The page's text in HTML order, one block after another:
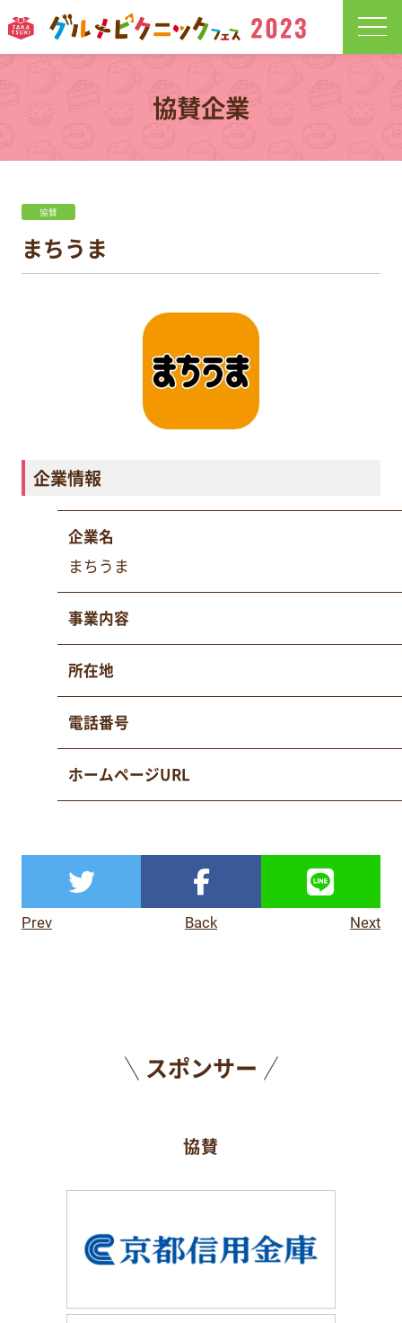
協賛企業
協賛
まちうま
企業情報
企業名
まちうま
事業内容
所在地
電話番号
ホームページURL
Prev Back Next
スポンサー
協賛